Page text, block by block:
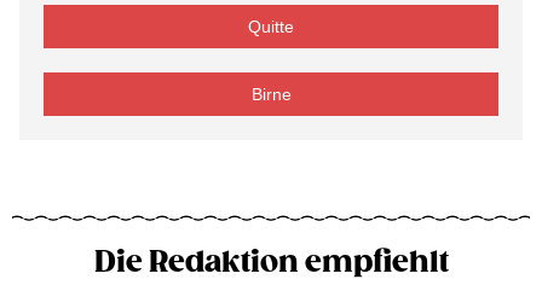
Quitte
Birne
Die Redaktion empfiehlt